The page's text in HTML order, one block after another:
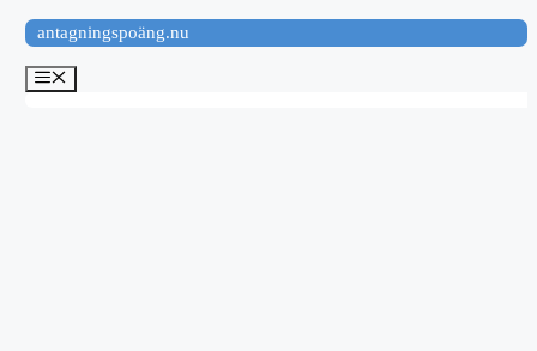
Hoppa
till
innehåll
antagningspoäng.nu
Meny